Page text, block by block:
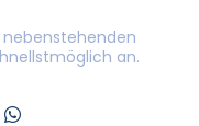
nebenstehenden
an.